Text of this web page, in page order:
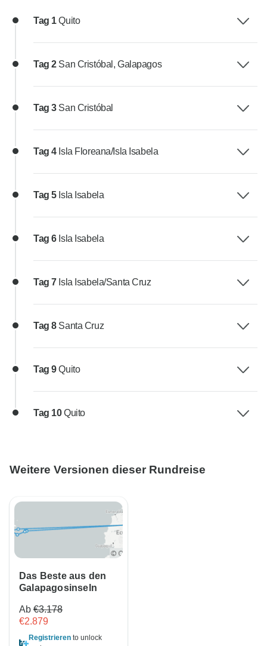
Tag 1Quito
Tag 2 San Cristóbal, Galapagos
Tag 3 San Cristóbal
Tag 4 Isla Floreana/Isla Isabela
Tag 5 Isla Isabela
Tag 6 Isla Isabela
Tag 7 Isla Isabela/Santa Cruz
Tag 8 Santa Cruz
Tag 9Quito
Tag 10Quito
Weitere Versionen dieser Rundreise
Das Beste aus den
Galapagosinseln
Ab €3.178
€2.879
Registrieren to unlock